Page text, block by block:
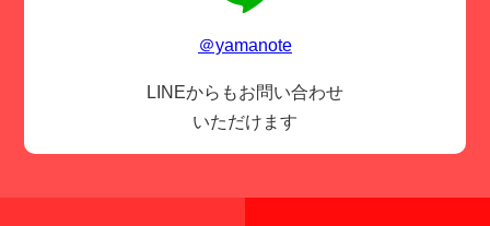
＠yamanote
LINEからもお問い合わせ
いただけます